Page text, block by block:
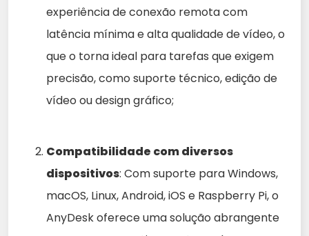
experiência de conexão remota com
latência mínima e alta qualidade de vídeo, o
que o torna ideal para tarefas que exigem
precisão, como suporte técnico, edição de
vídeo ou design gráfico;
Compatibilidade com diversos
dispositivos: Com suporte para Windows,
macOS, Linux, Android, iOS e Raspberry Pi, o
AnyDesk oferece uma solução abrangente